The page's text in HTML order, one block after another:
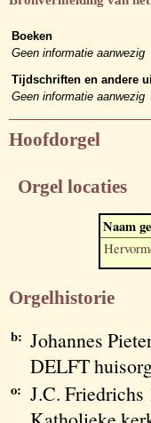
Boeken
Geen informatie aanwezig
Tijdschriften en andere
Geen informatie aanwezig
Hoofdorgel
Orgel locaties
Naam
Orgelhistorie
b: Johannes
DELFT
o: J.C.